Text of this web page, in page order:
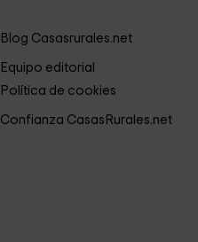
Blog Casasrurales.net
Equipo editorial
Política de cookies
Confianza CasasRurales.net